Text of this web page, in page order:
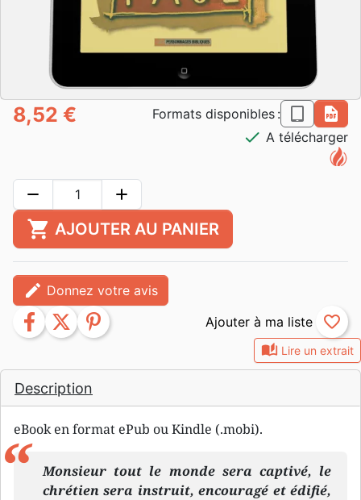
auto_stories Lire un extrait
Description
eBook en format ePub ou Kindle (.mobi).
Monsieur tout le monde sera captivé, le
chrétien sera instruit, encouragé et édifié,
8,52 € Formats disponibles : epub
pdf
check A télécharger
remove add
shopping_cart AJOUTER AU PANIER
edit Donnez votre avis
facebook twitter pinterest favorite_border